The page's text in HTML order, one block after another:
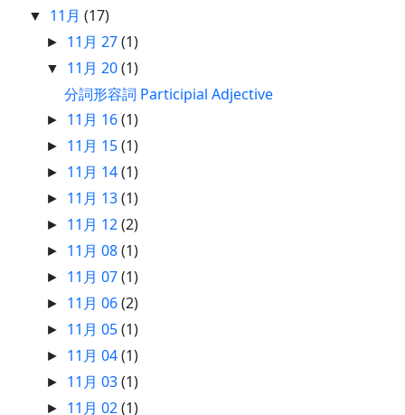
▼ 11月(17)
► 11月 27(1)
▼ 11月 20(1)
分詞形容詞 Participial Adjective
► 11月 16(1)
► 11月 15(1)
► 11月 14(1)
► 11月 13(1)
► 11月 12(2)
► 11月 08(1)
► 11月 07(1)
► 11月 06(2)
► 11月 05(1)
► 11月 04(1)
► 11月 03(1)
► 11月 02(1)